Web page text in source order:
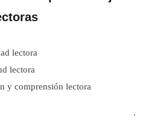
lectora
lectora
y comprensión lectora
.